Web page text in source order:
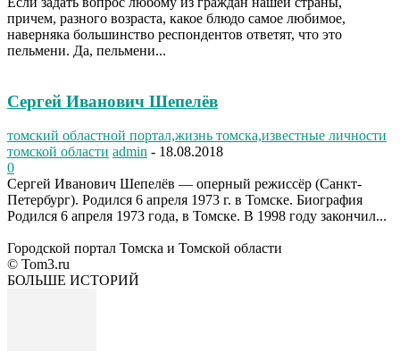
причем, разного возраста, какое блюдо самое любимое,
наверняка большинство респондентов ответят, что это
пельмени. Да, пельмени...
Сергей Иванович Шепелёв
томский областной портал,жизнь томска,известные личности
томской области admin - 18.08.2018
0
Сергей Иванович Шепелёв — оперный режиссёр (Санкт-
Петербург). Родился 6 апреля 1973 г. в Томске. Биография
Родился 6 апреля 1973 года, в Томске. В 1998 году закончил...
Городской портал Томска и Томской области
© Tom3.ru
БОЛЬШЕ ИСТОРИЙ